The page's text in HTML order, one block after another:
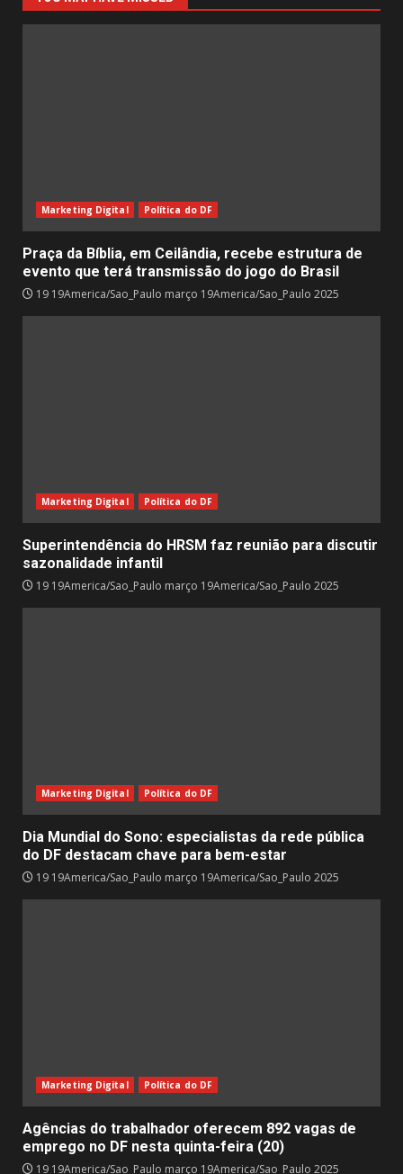
Marketing Digital Política do DF
Praça da Bíblia, em Ceilândia, recebe estrutura de
evento que terá transmissão do jogo do Brasil
19 19America/Sao_Paulo março 19America/Sao_Paulo 2025
Marketing Digital Política do DF
Superintendência do HRSM faz reunião para discutir
sazonalidade infantil
19 19America/Sao_Paulo março 19America/Sao_Paulo 2025
Marketing Digital Política do DF
Dia Mundial do Sono: especialistas da rede pública
do DF destacam chave para bem-estar
19 19America/Sao_Paulo março 19America/Sao_Paulo 2025
Marketing Digital Política do DF
Agências do trabalhador oferecem 892 vagas de
emprego no DF nesta quinta-feira (20)
19 19America/Sao_Paulo março 19America/Sao_Paulo 2025